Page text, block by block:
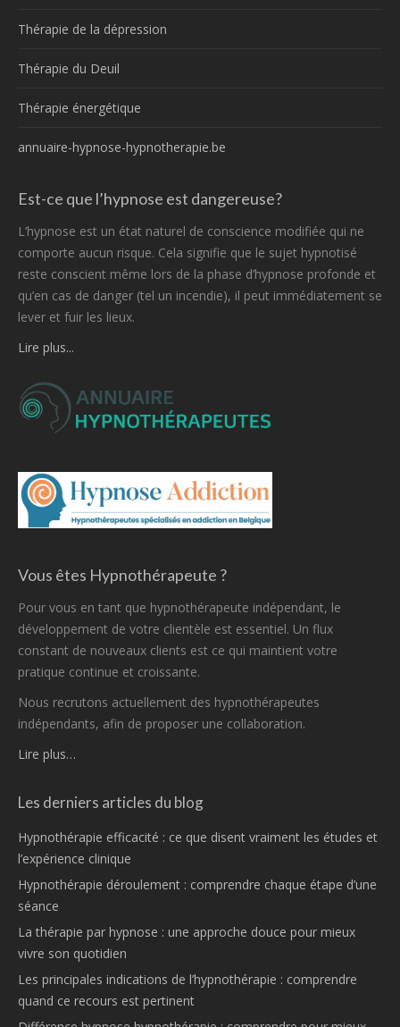
Thérapie de la dépression
Thérapie du Deuil
Thérapie énergétique
annuaire-hypnose-hypnotherapie.be
Est-ce que l’hypnose est dangereuse?
L’hypnose est un état naturel de conscience modifiée qui ne
comporte aucun risque. Cela signifie que le sujet hypnotisé
reste conscient même lors de la phase d’hypnose profonde et
qu’en cas de danger (tel un incendie), il peut immédiatement se
lever et fuir les lieux.
Lire plus...
Vous êtes Hypnothérapeute ?
Pour vous en tant que hypnothérapeute indépendant, le
développement de votre clientèle est essentiel. Un flux
constant de nouveaux clients est ce qui maintient votre
pratique continue et croissante.
Nous recrutons actuellement des hypnothérapeutes
indépendants, afin de proposer une collaboration.
Lire plus…
Les derniers articles du blog
Hypnothérapie efficacité : ce que disent vraiment les études et
l’expérience clinique
Hypnothérapie déroulement : comprendre chaque étape d’une
séance
La thérapie par hypnose : une approche douce pour mieux
vivre son quotidien
Les principales indications de l’hypnothérapie : comprendre
quand ce recours est pertinent